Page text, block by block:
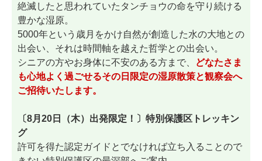
絶滅したと思われていたタンチョウの命を守り続ける
豊かな湿原。
5000年という歳月をかけ自然が創造した水の大地との
出会い、それは時間軸を越えた哲学との出会い。
シニアの方やお身体に不安のある方まで、
どなたさま
も心地よく過ごせるその日限定の湿原散策と観察会へ
ご招待いたします。
〔8月20日（木）出発限定！〕特別保護区トレッキン
グ
許可を得た認定ガイドとでなければ立ち入ることので